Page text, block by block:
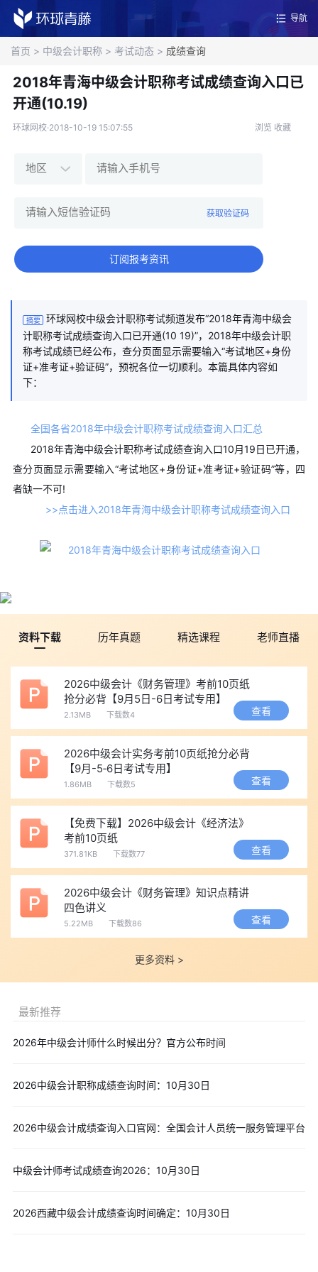
导航
首页 > 中级会计职称 > 考试动态 > 成绩查询
2018年青海中级会计职称考试成绩查询入口已
开通(10.19)
环球网校·2018-10-19 15:07:55 浏览 收藏
获取验证码
订阅报考资讯
摘要
环球网校中级会计职称考试频道发布“2018年青海中级会
计职称考试成绩查询入口已开通(10 19)”，2018年中级会计职
称考试成绩已经公布，查分页面显示需要输入“考试地区+身份
证+准考证+验证码”，预祝各位一切顺利。本篇具体内容如
下：
全国各省2018年中级会计职称考试成绩查询入口汇总
2018年青海中级会计职称考试成绩查询入口10月19日已开通，
查分页面显示需要输入“考试地区+身份证+准考证+验证码”等，四
者缺一不可!
>>点击进入2018年青海中级会计职称考试成绩查询入口
资料下载 历年真题 精选课程 老师直播
2026中级会计《财务管理》考前10页纸
抢分必背【9月5日-6日考试专用】
2.13MB 下载数4 查看
2026中级会计实务考前10页纸抢分必背
【9月-5‑6日考试专用】
1.86MB 下载数5 查看
【免费下载】2026中级会计《经济法》
考前10页纸
371.81KB 下载数77 查看
2026中级会计《财务管理》知识点精讲
四色讲义
5.22MB 下载数86 查看
更多资料 >
最新推荐
2026年中级会计师什么时候出分？官方公布时间
2026中级会计职称成绩查询时间：10月30日
2026中级会计成绩查询入口官网：全国会计人员统一服务管理平台
中级会计师考试成绩查询2026：10月30日
2026西藏中级会计成绩查询时间确定：10月30日